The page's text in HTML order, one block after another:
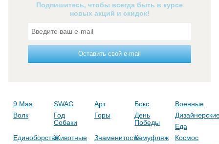
Подпишитесь, чтобы всегда быть в курсе
новых акций и скидок!
Оставить свой e-mail
9 Мая SWAG Арт Бокс
Военные
Волк
Год
Собаки
Горы
День
Победы
Еда
ЕдиноборстваЖивотные ЗнаменитостиКамуфляж
Космос